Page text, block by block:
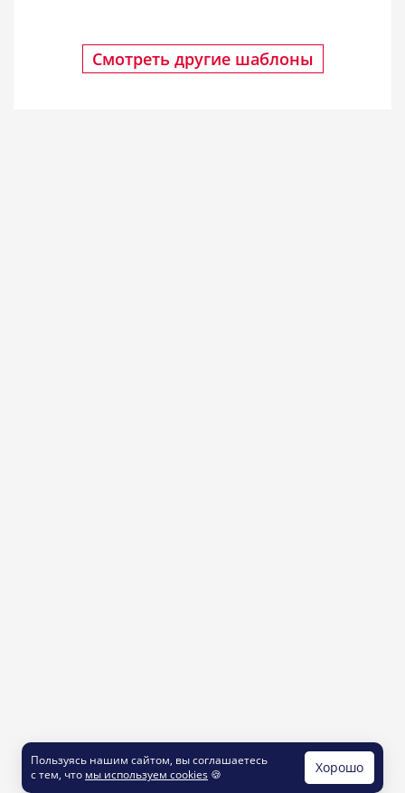
Смотреть другие шаблоны
Пользуясь нашим сайтом, вы соглашаетесь
с тем, что мы используем cookies 🍪 Хорошо